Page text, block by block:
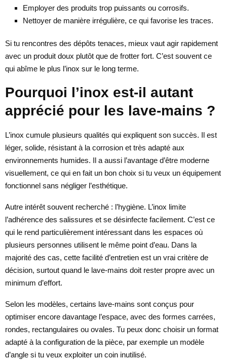
Employer des produits trop puissants ou corrosifs.
Nettoyer de manière irrégulière, ce qui favorise les traces.
Si tu rencontres des dépôts tenaces, mieux vaut agir rapidement
avec un produit doux plutôt que de frotter fort. C’est souvent ce
qui abîme le plus l’inox sur le long terme.
Pourquoi l’inox est-il autant
apprécié pour les lave-mains ?
L’inox cumule plusieurs qualités qui expliquent son succès. Il est
léger, solide, résistant à la corrosion et très adapté aux
environnements humides. Il a aussi l’avantage d’être moderne
visuellement, ce qui en fait un bon choix si tu veux un équipement
fonctionnel sans négliger l’esthétique.
Autre intérêt souvent recherché : l’hygiène. L’inox limite
l’adhérence des salissures et se désinfecte facilement. C’est ce
qui le rend particulièrement intéressant dans les espaces où
plusieurs personnes utilisent le même point d’eau. Dans la
majorité des cas, cette facilité d’entretien est un vrai critère de
décision, surtout quand le lave-mains doit rester propre avec un
minimum d’effort.
Selon les modèles, certains lave-mains sont conçus pour
optimiser encore davantage l’espace, avec des formes carrées,
rondes, rectangulaires ou ovales. Tu peux donc choisir un format
adapté à la configuration de la pièce, par exemple un modèle
d’angle si tu veux exploiter un coin inutilisé.